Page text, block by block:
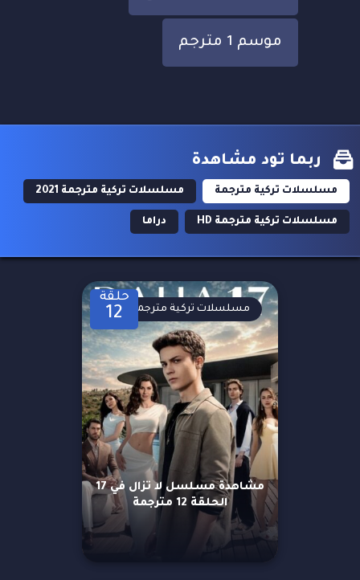
موسم 1 مترجم
ربما تود مشاهدة
مسلسلات تركية مترجمة مسلسلات تركية مترجمة 2021
مسلسلات تركية مترجمة HD دراما
حلقة
12
مشاهدة مسلسل لا تزال في 17
الحلقة 12 مترجمة
مسلسلات تركية مترجمة